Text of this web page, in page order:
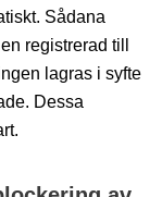
Sådana
registrerad till
lagras i syfte
Dessa